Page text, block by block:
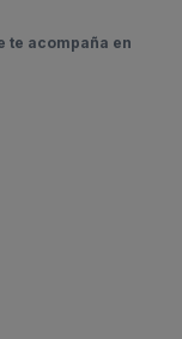
te acompaña en